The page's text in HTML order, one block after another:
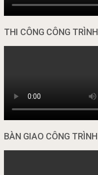
THI CÔNG CÔNG TRÌNH
BÀN GIAO CÔNG TRÌNH